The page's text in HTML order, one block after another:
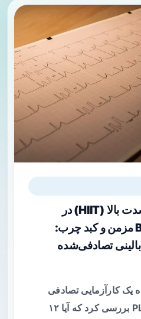
اثر تمرینات تناوبی با شدت بالا (HIIT) در
بیماران دارای هپاتیت B مزمن و کبد چرب:
تصادفی‌شده
یک کارآزمایی تصادفی
منتشرشده در PLOS One بررسی کرد که آیا ۱۲